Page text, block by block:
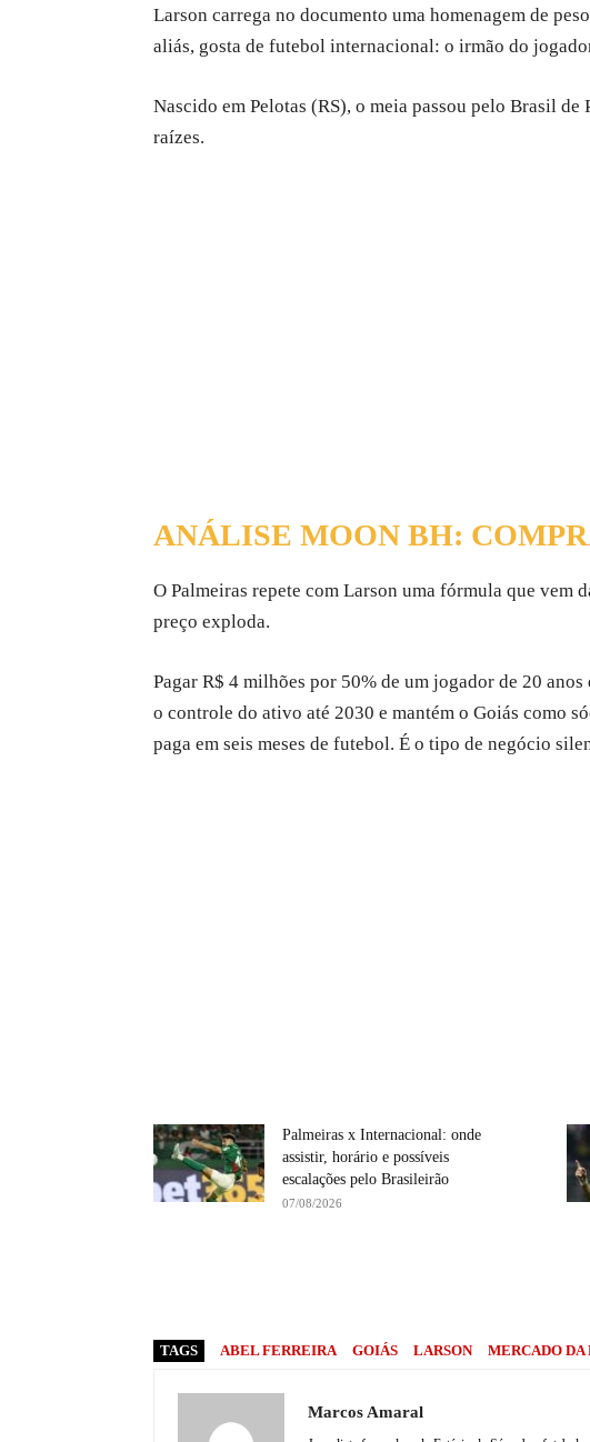
Larson carrega no documento uma homenagem de
aliás, gosta de futebol internacional: o irmão do
Nascido em Pelotas (RS), o meia passou pelo Brasil
raízes.
ANÁLISE MOON BH:
O Palmeiras repete com Larson uma fórmula que
preço exploda.
Pagar R$ 4 milhões por 50% de um jogador de 20
o controle do ativo até 2030 e mantém o Goiás como
paga em seis meses de futebol. É o tipo de negócio
Palmeiras x Internacional: onde
assistir, horário e possíveis
escalações pelo Brasileirão
07/08/2026
TAGS ABEL FERREIRA GOIÁS LARSON MERCADO DA
Marcos Amaral